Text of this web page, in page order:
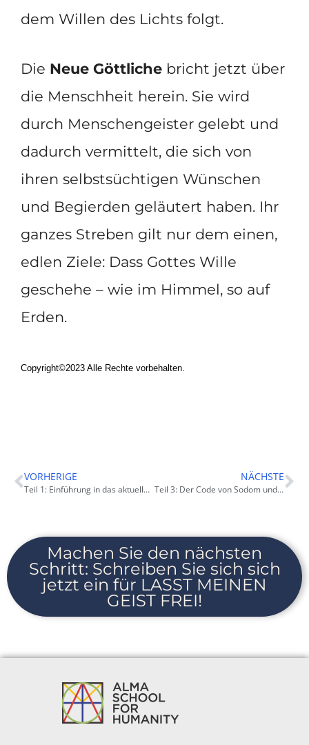
dem Willen des Lichts folgt.
Die Neue Göttliche bricht jetzt über
die Menschheit herein. Sie wird
durch Menschengeister gelebt und
dadurch vermittelt, die sich von
ihren selbstsüchtigen Wünschen
und Begierden geläutert haben. Ihr
ganzes Streben gilt nur dem einen,
edlen Ziele: Dass Gottes Wille
geschehe – wie im Himmel, so auf
Erden.
Copyright©2023 Alle Rechte vorbehalten.
VORHERIGE
Teil 1: Einführung in das aktuelle Zeitgeschehen und der Code der Schöpfungsgeschichte
NÄCHSTE
Teil 3: Der Code von Sodom und Gomorra
Machen Sie den nächsten
Schritt: Schreiben Sie sich sich
jetzt ein für LASST MEINEN
GEIST FREI!